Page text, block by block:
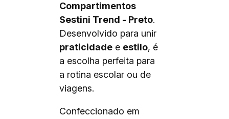
Compartimentos
Sestini Trend - Preto.
Desenvolvido para unir
praticidade e estilo, é
a escolha perfeita para
a rotina escolar ou de
viagens.
Confeccionado em